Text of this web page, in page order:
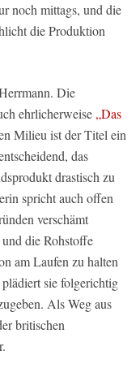
noch mittags, und die
die Produktion
Die
ehrlicherweise„Das
Milieu ist der Titel ein
das
drastisch zu
spricht auch offen
verschämt
die Rohstoffe
am Laufen zu halten
sie folgerichtig
Als Weg aus
britischen